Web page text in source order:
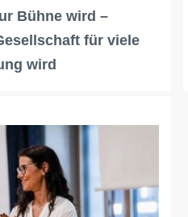
Bühne wird –
für viele
wird